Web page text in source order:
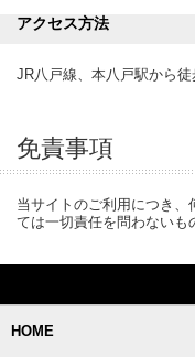
アクセス方法
JR八戸線、本八戸駅から徒
免責事項
当サイトのご利用につき、
ては一切責任を問わないも
HOME